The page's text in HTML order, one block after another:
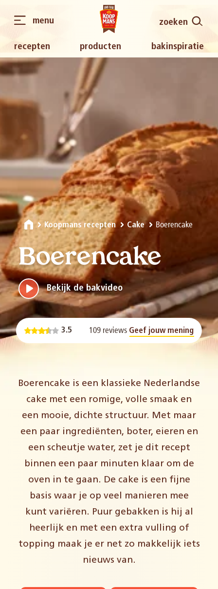
recepten producten bakinspiratie
zoeken
menu
Koopmans recepten Cake Boerencake
Boerencake
Bekijk de bakvideo
3.5 109 reviews Geef jouw mening
Boerencake is een klassieke Nederlandse
cake met een romige, volle smaak en
een mooie, dichte structuur. Met maar
een paar ingrediënten, boter, eieren en
een scheutje water, zet je dit recept
binnen een paar minuten klaar om de
oven in te gaan. De cake is een fijne
basis waar je op veel manieren mee
kunt variëren. Puur gebakken is hij al
heerlijk en met een extra vulling of
topping maak je er net zo makkelijk iets
nieuws van.